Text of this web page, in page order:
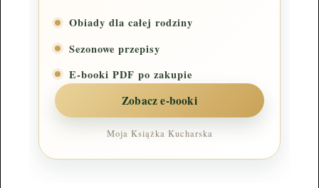
Obiady dla całej rodziny
Sezonowe przepisy
E-booki PDF po zakupie
Zobacz e-booki
Moja Książka Kucharska